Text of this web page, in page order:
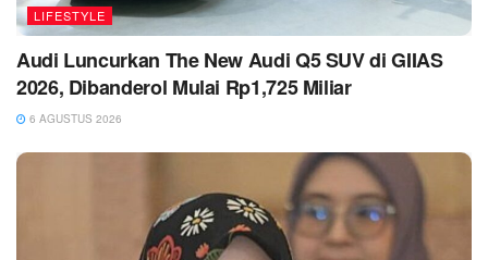
LIFESTYLE
Audi Luncurkan The New Audi Q5 SUV di GIIAS
2026, Dibanderol Mulai Rp1,725 Miliar
6 AGUSTUS 2026